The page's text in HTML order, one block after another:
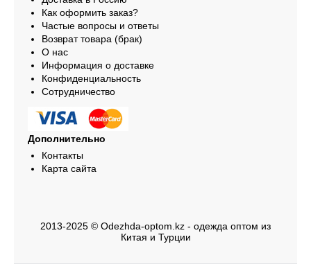
Как оформить заказ?
Частые вопросы и ответы
Возврат товара (брак)
О нас
Информация о доставке
Конфиденциальность
Сотрудничество
Дополнительно
Контакты
Карта сайта
2013-2025 © Odezhda-optom.kz - одежда оптом из
Китая и Турции